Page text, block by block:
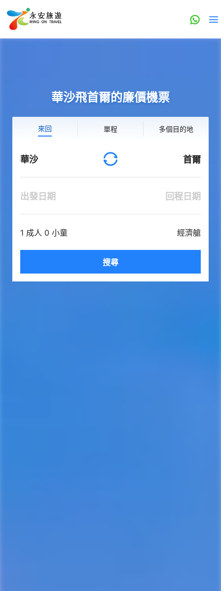
華沙飛首爾的廉價機票
來回 單程 多個目的地
華沙 首爾
出發日期 回程日期
1 成人 0 小童 經濟艙
搜尋